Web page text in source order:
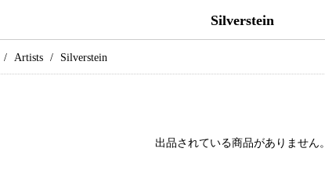
Silverstein
Artists Silverstein
出品されている商品がありません。